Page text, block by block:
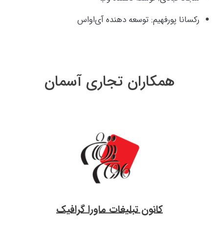
رکسانا پورفهیم: توسعه دهنده آی‌او‌اس
همکاران تجاری آسمان
کانون تبلیغات ماورا گرافیک